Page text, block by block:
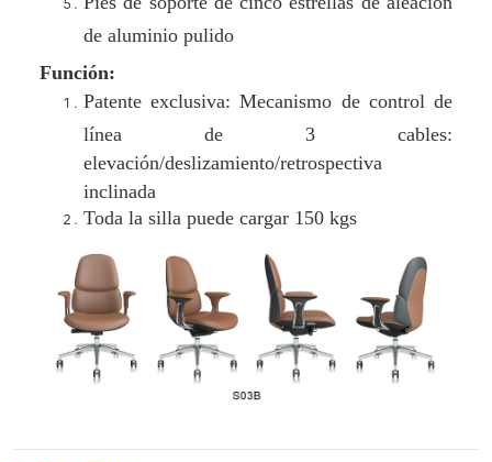
de aluminio pulido
Función:
Patente exclusiva: Mecanismo de control de
línea de 3 cables:
elevación/deslizamiento/retrospectiva
inclinada
Toda la silla puede cargar 150 kgs